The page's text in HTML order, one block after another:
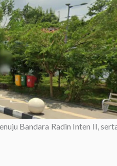
Bandara Radin Inten II,